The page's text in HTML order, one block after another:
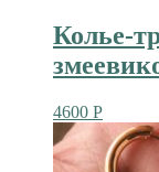
Колье-
4600 Р